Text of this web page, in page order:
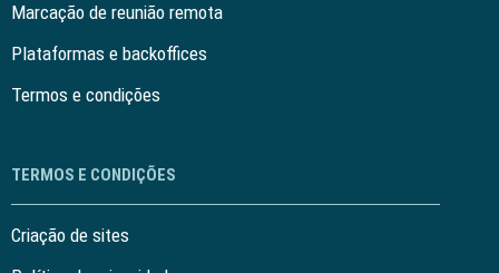
Marcação de reunião remota
Plataformas e backoffices
Termos e condições
TERMOS E CONDIÇÕES
Criação de sites